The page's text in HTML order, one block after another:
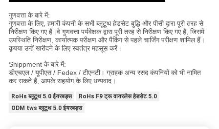
गुणवत्ता के बारे में:
गुणवत्ता के लिए, हमारी कंपनी के सभी ब्लूटूथ हेडसेट बुद्धि और पीसी द्वारा पूरी तरह से
निरीक्षण किए गए हैं।वे गुणवत्ता पर्यवेक्षक द्वारा पूरी तरह से निरीक्षण किए गए हैं, जिसमें
उपस्थिति निरीक्षण, कार्यात्मक परीक्षण और पैकिंग से पहले चार्जिंग परीक्षण शामिल हैं।
कृपया उन्हें खरीदने के लिए स्वतंत्र महसूस करें।
Shippment के बारे में:
डीएचएल / यूपीएस / Fedex / टीएनटी। ग्राहक अन्य रसद कंपनियों को भी नामित
कर सकते हैं, आपके सहयोग के लिए धन्यवाद।
RoHs ब्लूटूथ 5.0 ईयरबड्स
RoHs F9 ट्रू वायरलेस हेडसेट 5.0
ODM tws ब्लूटूथ 5.0 ईयरबड्स